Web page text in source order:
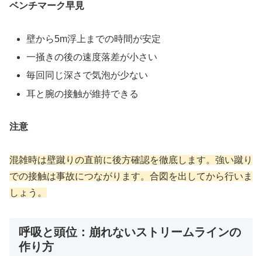
ベンチマーク早見
壁から5m浮上までの時間が安定
一掻きの後の速度落差が小さい
毎回同じ深さで気泡が少ない
耳と腕の接触が維持できる
注意
混雑時は壁蹴りの直前に後方確認を徹底します。強い蹴り
での接触は事故につながります。合図を出してから行いま
しょう。
呼吸と頭位：崩れないストリームラインの
作り方